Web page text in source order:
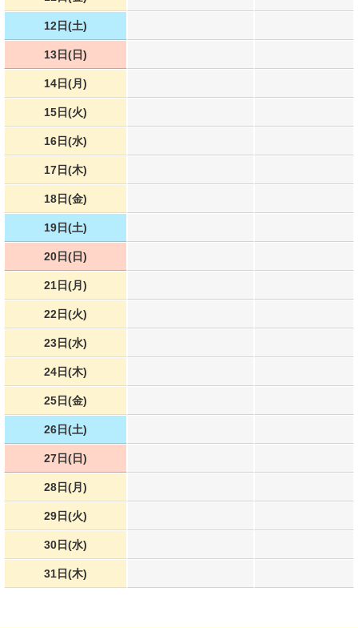
12日(土)
13日(日)
14日(月)
15日(火)
16日(水)
17日(木)
18日(金)
19日(土)
20日(日)
21日(月)
22日(火)
23日(水)
24日(木)
25日(金)
26日(土)
27日(日)
28日(月)
29日(火)
30日(水)
31日(木)